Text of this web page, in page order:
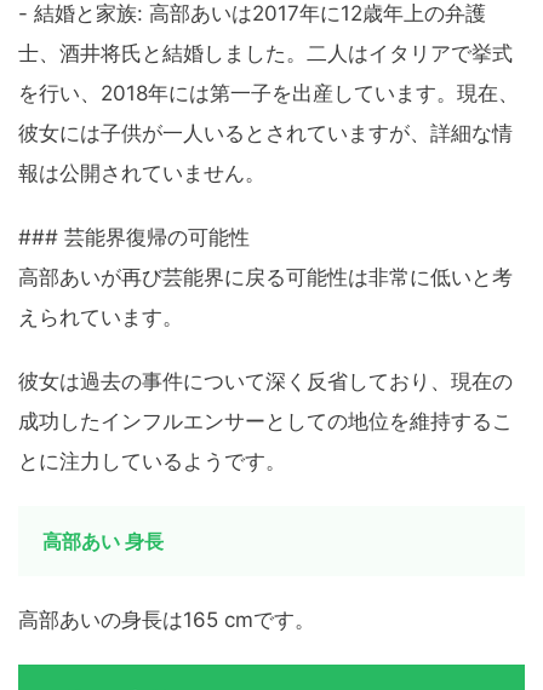
- 結婚と家族: 高部あいは2017年に12歳年上の弁護
士、酒井将氏と結婚しました。二人はイタリアで挙式
を行い、2018年には第一子を出産しています。現在、
彼女には子供が一人いるとされていますが、詳細な情
報は公開されていません。
### 芸能界復帰の可能性
高部あいが再び芸能界に戻る可能性は非常に低いと考
えられています。
彼女は過去の事件について深く反省しており、現在の
成功したインフルエンサーとしての地位を維持するこ
とに注力しているようです。
高部あい 身長
高部あいの身長は165 cmです。